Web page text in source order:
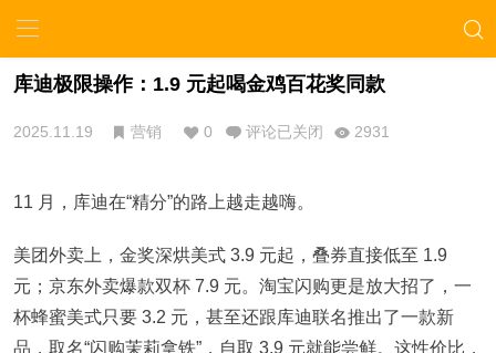
库迪极限操作：1.9 元起喝金鸡百花奖同款
2025.11.19 营销 0 评论已关闭 2931
11 月，库迪在“精分”的路上越走越嗨。
美团外卖上，金奖深烘美式 3.9 元起，叠券直接低至 1.9
元；京东外卖爆款双杯 7.9 元。淘宝闪购更是放大招了，一
杯蜂蜜美式只要 3.2 元，甚至还跟库迪联名推出了一款新
品，取名“闪购茉莉拿铁”，自取 3.9 元就能尝鲜。这性价比，